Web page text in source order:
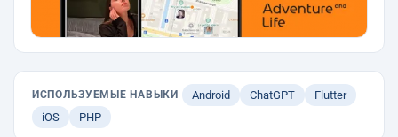
ИСПОЛЬЗУЕМЫЕ НАВЫКИ Android ChatGPT
Flutter
iOS
PHP